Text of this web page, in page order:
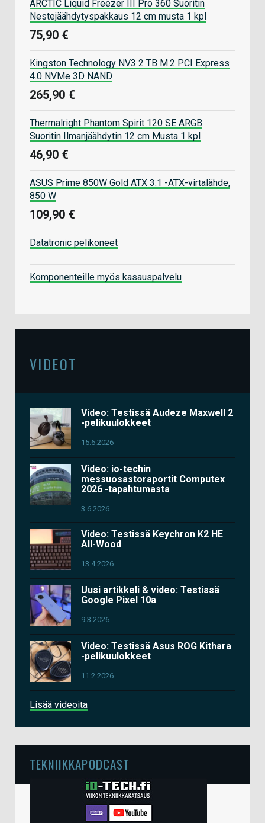
ARCTIC Liquid Freezer III Pro 360 Suoritin
Nestejäähdytyspakkaus 12 cm musta 1 kpl
75,90 €
Kingston Technology NV3 2 TB M.2 PCI Express
4.0 NVMe 3D NAND
265,90 €
Thermalright Phantom Spirit 120 SE ARGB
Suoritin Ilmanjäähdytin 12 cm Musta 1 kpl
46,90 €
ASUS Prime 850W Gold ATX 3.1 -ATX-virtalähde,
850 W
109,90 €
Datatronic pelikoneet
Komponenteille myös kasauspalvelu
VIDEOT
Video: Testissä Audeze Maxwell 2
-pelikuulokkeet
15.6.2026
Video: io-techin
messuosastoraportit Computex
2026 -tapahtumasta
3.6.2026
Video: Testissä Keychron K2 HE
All-Wood
13.4.2026
Uusi artikkeli & video: Testissä
Google Pixel 10a
9.3.2026
Video: Testissä Asus ROG Kithara
-pelikuulokkeet
11.2.2026
Lisää videoita
TEKNIIKKAPODCAST